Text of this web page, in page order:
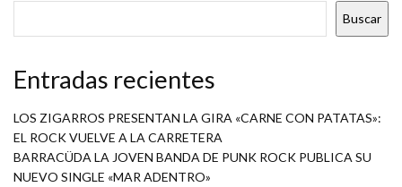
Buscar
Entradas recientes
LOS ZIGARROS PRESENTAN LA GIRA «CARNE CON PATATAS»:
EL ROCK VUELVE A LA CARRETERA
BARRACÜDA LA JOVEN BANDA DE PUNK ROCK PUBLICA SU
NUEVO SINGLE «MAR ADENTRO»